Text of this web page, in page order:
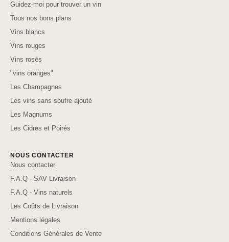
Guidez-moi pour trouver un vin
Tous nos bons plans
Vins blancs
Vins rouges
Vins rosés
"vins oranges"
Les Champagnes
Les vins sans soufre ajouté
Les Magnums
Les Cidres et Poirés
NOUS CONTACTER
Nous contacter
F.A.Q - SAV Livraison
F.A.Q - Vins naturels
Les Coûts de Livraison
Mentions légales
Conditions Générales de Vente